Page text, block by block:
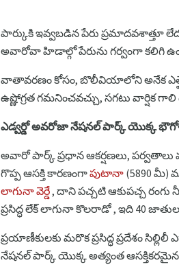
పార్కుకి ఇవ్వబడిన పేరు ప్రమాదవశాత్తూ
అవారోవా హిడాల్గో పేరును గర్వంగా కలిగి
వాతావరణం కోసం, బొలీవియాలోని అనేక
ఉష్ణోగ్రత గమనించవచ్చు, సగటు వార్షిక గాలి
ఎడ్వర్డో అవరోజా నేషనల్ పార్క్ యొక్క
అవారో పార్క్ ప్రధాన ఆకర్షణలు,
గొప్ప ఆసక్తి కారణంగాపుటానా (5890 మీ)
లాగునా వెర్డే, దాని పచ్చటి ఆకుపచ్చ రంగు
ప్రసిద్ధ లేక్ లాగునా కొలరాడో , ఇది 40 జాతుల
ప్రయాణీకులకు మరొక ప్రసిద్ధ ప్రదేశం
నేషనల్ పార్క్ యొక్క అత్యంత